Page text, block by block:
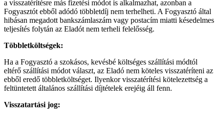
a visszatérítésre más fizetési módot is alkalmazhat, azonban a
Fogyasztót ebből adódó többletdíj nem terhelheti. A Fogyasztó által
hibásan megadott bankszámlaszám vagy postacím miatti késedelmes
teljesítés folytán az Eladót nem terheli felelősség.
Többletköltségek:
Ha a Fogyasztó a szokásos, kevésbé költséges szállítási módtól
eltérő szállítási módot választ, az Eladó nem köteles visszatéríteni az
ebből eredő többletköltséget. Ilyenkor visszatérítési kötelezettség a
feltüntetett általános szállítási díjtételek erejéig áll fenn.
Visszatartási jog: